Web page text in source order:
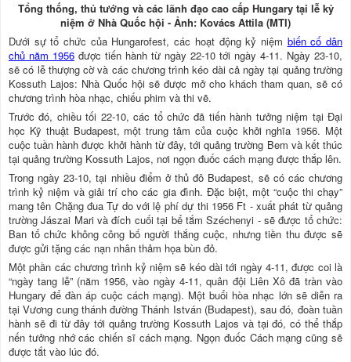
Tổng thống, thủ tướng và các lãnh đạo cao cấp Hungary tại lễ kỷ
niệm ở Nhà Quốc hội - Ảnh: Kovács Attila (MTI)
Dưới sự tổ chức của Hungarofest, các hoạt động kỷ niệm biến cố dân
chủ năm 1956 được tiến hành từ ngày 22-10 tới ngày 4-11. Ngày 23-10,
sẽ có lễ thượng cờ và các chương trình kéo dài cả ngày tại quảng trường
Kossuth Lajos: Nhà Quốc hội sẽ được mở cho khách tham quan, sẽ có
chương trình hòa nhạc, chiếu phim và thi vẽ.
Trước đó, chiều tối 22-10, các tổ chức đã tiến hành tưởng niệm tại Đại
học Kỹ thuật Budapest, một trung tâm của cuộc khởi nghĩa 1956. Một
cuộc tuần hành được khởi hành từ đây, tới quảng trường Bem và kết thúc
tại quảng trường Kossuth Lajos, nơi ngọn đuốc cách mạng được thắp lên.
Trong ngày 23-10, tại nhiều điểm ở thủ đô Budapest, sẽ có các chương
trình kỷ niệm và giải trí cho các gia đình. Đặc biệt, một “cuộc thi chạy”
mang tên Chặng đua Tự do với lệ phí dự thi 1956 Ft - xuất phát từ quảng
trường Jászai Mari và đích cuối tại bể tắm Széchenyi - sẽ được tổ chức:
Ban tổ chức không công bố người thắng cuộc, nhưng tiền thu được sẽ
được gửi tặng các nạn nhân thảm họa bùn đỏ.
Một phần các chương trình kỷ niệm sẽ kéo dài tới ngày 4-11, được coi là
“ngày tang lễ” (năm 1956, vào ngày 4-11, quân đội Liên Xô đã tràn vào
Hungary để đàn áp cuộc cách mạng). Một buổi hòa nhạc lớn sẽ diễn ra
tại Vương cung thánh đường Thánh István (Budapest), sau đó, đoàn tuần
hành sẽ đi từ đây tới quảng trường Kossuth Lajos và tại đó, có thể thắp
nến tưởng nhớ các chiến sĩ cách mạng. Ngọn đuốc Cách mạng cũng sẽ
được tắt vào lúc đó.